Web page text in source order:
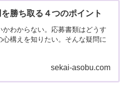
勝ち取る４つのポイント
わからない。応募書類はどうす
構えを知りたい。そんな疑問に
sekai-asobu.com